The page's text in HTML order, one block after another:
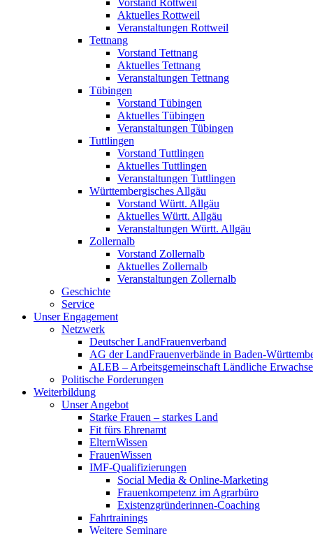
Vorstand Rottweil
Aktuelles Rottweil
Veranstaltungen Rottweil
Tettnang
Vorstand Tettnang
Aktuelles Tettnang
Veranstaltungen Tettnang
Tübingen
Vorstand Tübingen
Aktuelles Tübingen
Veranstaltungen Tübingen
Tuttlingen
Vorstand Tuttlingen
Aktuelles Tuttlingen
Veranstaltungen Tuttlingen
Württembergisches Allgäu
Vorstand Württ. Allgäu
Aktuelles Württ. Allgäu
Veranstaltungen Württ. Allgäu
Zollernalb
Vorstand Zollernalb
Aktuelles Zollernalb
Veranstaltungen Zollernalb
Geschichte
Service
Unser Engagement
Netzwerk
Deutscher LandFrauenverband
AG der LandFrauenverbände in Baden-
ALEB – Arbeitsgemeinschaft Ländliche
Politische Forderungen
Weiterbildung
Unser Angebot
Starke Frauen – starkes Land
Fit fürs Ehrenamt
ElternWissen
FrauenWissen
IMF-Qualifizierungen
Social Media & Online-Marketing
Frauenkompetenz im Agrarbüro
Existenzgründerinnen-Coaching
Fahrtrainings
Weitere Seminare